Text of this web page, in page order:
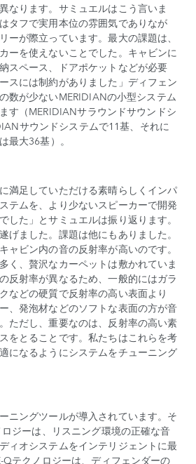
なります。サミュエルはこう言いま
タフで実用本位の雰囲気でありなが
ーが際立っています。最大の課題は、
ーを使えないことでした。キャビンに
スペース、ドアポケットなどが必要
スには制約がありました」ディフェン
数が少ないMERIDIANの小型システム
す（MERIDIANサラウンドサウンドシ
サウンドシステムで11基、それに
最大36基）。
満足していただける素晴らしくインパ
テムを、より少ないスピーカーで開発
した」とサミュエルは振り返ります。
げました。課題は他にもありました。
ャビン内の音の反射率が高いのです。
く、贅沢なカーペットは敷かれていま
反射率が異なるため、一般的にはガラ
などの硬質で反射率の高い表面より
、発泡材などのソフトな表面の方が音
ただし、重要なのは、反射率の高い素
をとることです。私たちはこれらを考
になるようにシステムをチューニング
ニングツールが導入されています。そ
ジーは、リスニング環境の正確な音
ィオシステムをインテリジェントに最
Qテクノロジーは、ディフェンダーの